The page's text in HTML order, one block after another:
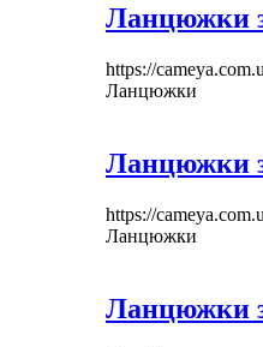
Ланцюжки
https://
Ланцюжки
Ланцюжки
https://
Ланцюжки
Ланцюжки